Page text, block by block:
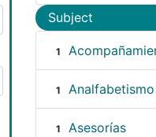
Subject
1
1
1 Asesorías